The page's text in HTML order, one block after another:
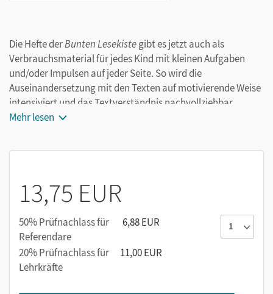
Die Hefte derBunten Lesekistegibt es jetzt auch als
Verbrauchsmaterial für jedes Kind mit kleinen Aufgaben
und/oder Impulsen auf jeder Seite. So wird die
Auseinandersetzung mit den Texten auf motivierende Weise
intensiviert und das Textverständnis nachvollziehbar
gesichert. Silbenfarben dienen als Lesehilfe.
und Selbsteinschätzung zu jedem Sammelheft.
Mehr lesen
13,75 EUR
50% Prüfnachlass für
Referendare
6,88 EUR
20% Prüfnachlass für
Lehrkräfte
11,00 EUR